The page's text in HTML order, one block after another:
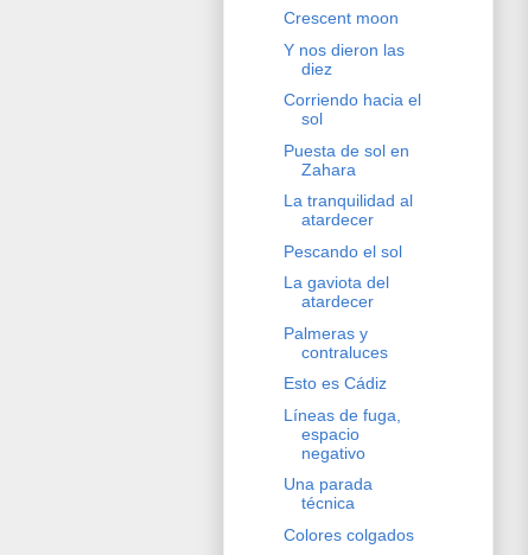
Crescent moon
Y nos dieron las
diez
Corriendo hacia el
sol
Puesta de sol en
Zahara
La tranquilidad al
atardecer
Pescando el sol
La gaviota del
atardecer
Palmeras y
contraluces
Esto es Cádiz
Líneas de fuga,
espacio
negativo
Una parada
técnica
Colores colgados